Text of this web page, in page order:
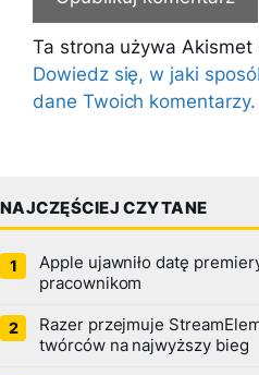
Ta strona używa
Dowiedz się, w jaki
dane Twoich komentarzy.
NAJCZĘŚCIEJ CZYTANE
Apple ujawniło datę
pracownikom
Razer przejmuje
twórców na najwyższy bieg